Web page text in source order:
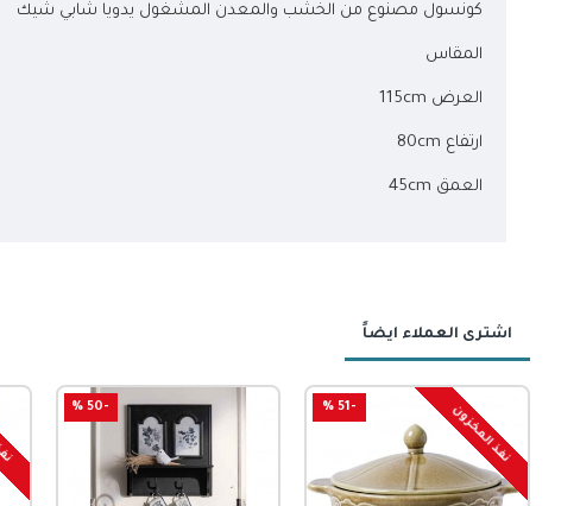
كونسول مصنوع من الخشب والمعدن المشغول يدويا شابي شيك
المقاس
العرض 115cm
ارتفاع 80cm
العمق 45cm
اشترى العملاء ايضاً
-51 % نفذ المخزون -50 % جديد -53 %